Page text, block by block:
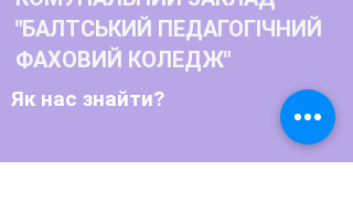
"БАЛТСЬКИЙ ПЕДАГОГІЧНИЙ
ФАХОВИЙ КОЛЕДЖ"
Як нас знайти?